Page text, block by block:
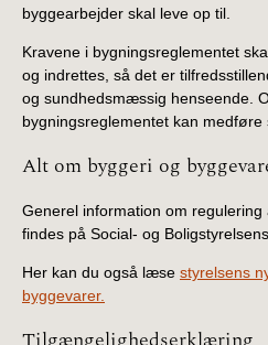
byggearbejder skal leve op til.
Kravene i bygningsreglementet
og indrettes, så det er
og sundhedsmæssig henseende.
bygningsreglementet kan medføre
Alt om byggeri og
Generel information om
findes på Social- og
Her kan du også læse styrelsens
byggevarer.